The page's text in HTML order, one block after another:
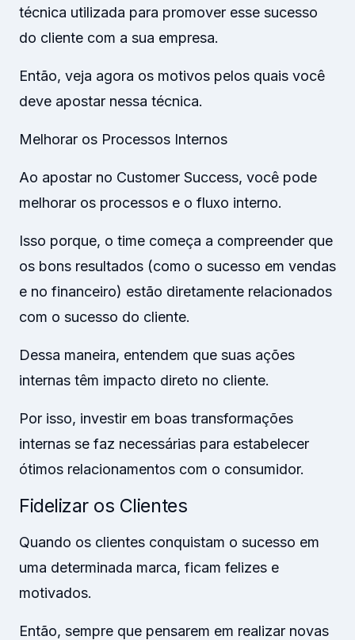
técnica utilizada para promover esse sucesso
do cliente com a sua empresa.
Então, veja agora os motivos pelos quais você
deve apostar nessa técnica.
Melhorar os Processos Internos
Ao apostar no Customer Success, você pode
melhorar os processos e o fluxo interno.
Isso porque, o time começa a compreender que
os bons resultados (como o sucesso em vendas
e no financeiro) estão diretamente relacionados
com o sucesso do cliente.
Dessa maneira, entendem que suas ações
internas têm impacto direto no cliente.
Por isso, investir em boas transformações
internas se faz necessárias para estabelecer
ótimos relacionamentos com o consumidor.
Fidelizar os Clientes
Quando os clientes conquistam o sucesso em
uma determinada marca, ficam felizes e
motivados.
Então, sempre que pensarem em realizar novas